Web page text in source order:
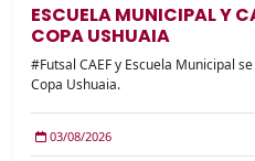
ESCUELA MUNICIPAL Y
COPA USHUAIA
#Futsal CAEF y Escuela Municipal
Copa Ushuaia.
03/08/2026